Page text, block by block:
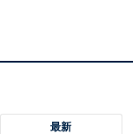
満喫したい人に
最新